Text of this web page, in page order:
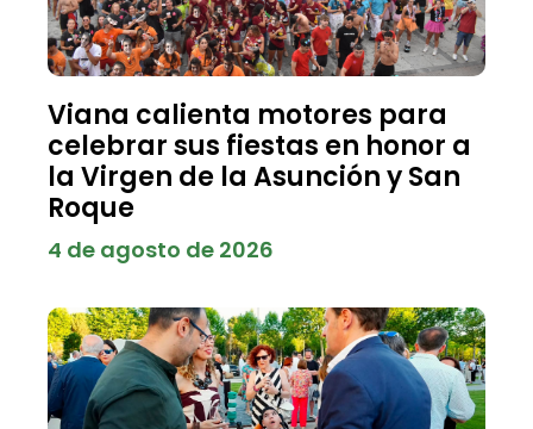
Viana calienta motores para
celebrar sus fiestas en honor a
la Virgen de la Asunción y San
Roque
4 de agosto de 2026